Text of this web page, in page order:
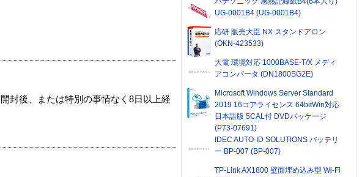
封後、または特別の事情なく8日以上経
UG-0001B4 (UG-0001B4)
応研 販売大臣 NX スタンドアロン
(OKN-423533)
大電 環境対応 1000BASE-T/X メディ
アコンバータ (DN1800SG2E)
Microsoft Windows Server Standard
2019 16コアライセンス 64bitWin対応
日本語版 5CAL付 DVDパッケージ
(P73-07691)
IDEC AUTO-ID SOLUTIONS バッテリ
ー BP-007 (BP-007)
TP-Link AX1800 壁面埋め込み型 Wi-Fi